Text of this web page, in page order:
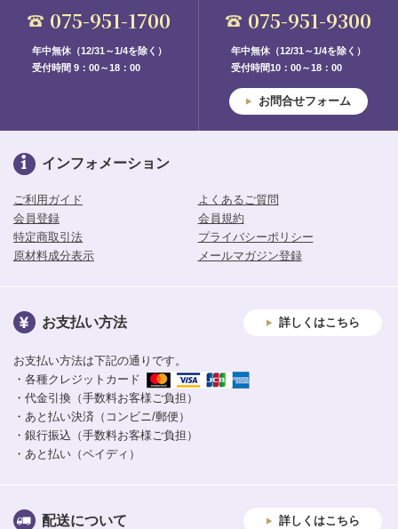
075-951-1700
年中無休（12/31～1/4を除く）
受付時間 9：00～18：00
075-951-9300
年中無休（12/31～1/4を除く）
受付時間10：00～18：00
お問合せフォーム
インフォメーション
ご利用ガイド
よくあるご質問
会員登録
会員規約
特定商取引法
プライバシーポリシー
原材料成分表示
メールマガジン登録
お支払い方法 詳しくはこちら
お支払い方法は下記の通りです。
・各種クレジットカード
・代金引換（手数料お客様ご負担）
・あと払い決済（コンビニ/郵便）
・銀行振込（手数料お客様ご負担）
・あと払い（ペイディ）
配送について 詳しくはこちら